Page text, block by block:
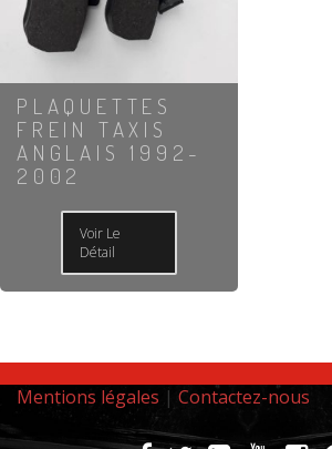
PLAQUETTES
FREIN TAXIS
ANGLAIS 1992-
2002
Voir Le
Détail
Mentions légales | Contactez-nous